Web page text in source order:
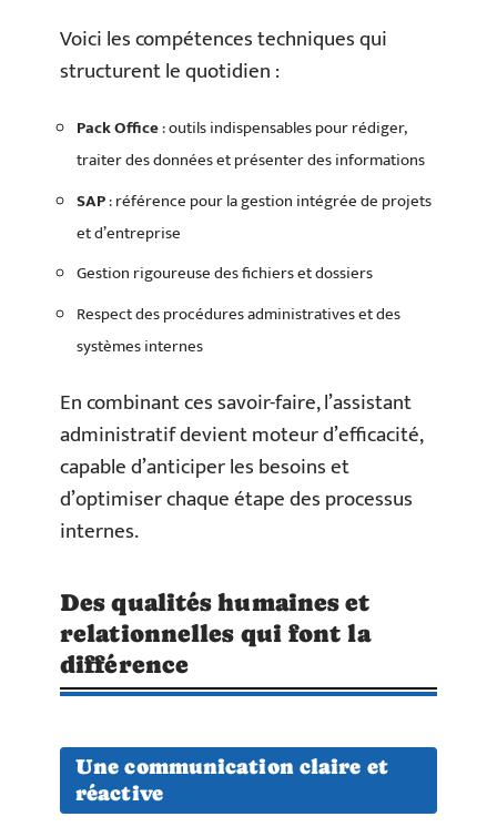
Voici les compétences techniques qui
structurent le quotidien :
Pack Office: outils indispensables pour rédiger,
traiter des données et présenter des informations
SAP: référence pour la gestion intégrée de projets
et d’entreprise
Gestion rigoureuse des fichiers et dossiers
Respect des procédures administratives et des
systèmes internes
En combinant ces savoir-faire, l’assistant
administratif devient moteur d’efficacité,
capable d’anticiper les besoins et
d’optimiser chaque étape des processus
internes.
Des qualités humaines et
relationnelles qui font la
différence
Une communication claire et
réactive